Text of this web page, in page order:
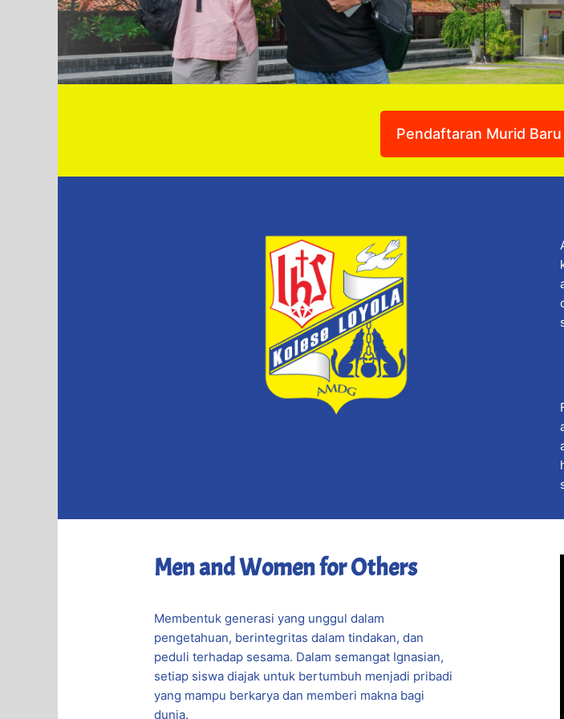
Pendaftaran Murid
Men and Women for Others
Membentuk generasi yang unggul dalam
pengetahuan, berintegritas dalam tindakan, dan
peduli terhadap sesama. Dalam semangat Ignasian,
setiap siswa diajak untuk bertumbuh menjadi pribadi
yang mampu berkarya dan memberi makna bagi
dunia.